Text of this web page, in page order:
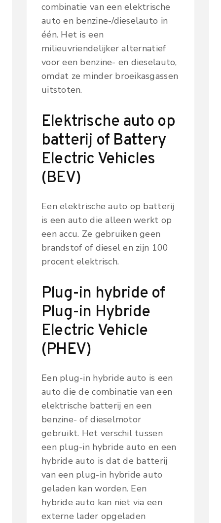
combinatie van een elektrische
auto en benzine-/dieselauto in
één. Het is een
milieuvriendelijker alternatief
voor een benzine- en dieselauto,
omdat ze minder broeikasgassen
uitstoten.
Elektrische auto op
batterij of Battery
Electric Vehicles
(BEV)
Een elektrische auto op batterij
is een auto die alleen werkt op
een accu. Ze gebruiken geen
brandstof of diesel en zijn 100
procent elektrisch.
Plug-in hybride of
Plug-in Hybride
Electric Vehicle
(PHEV)
Een plug-in hybride auto is een
auto die de combinatie van een
elektrische batterij en een
benzine- of dieselmotor
gebruikt. Het verschil tussen
een plug-in hybride auto en een
hybride auto is dat de batterij
van een plug-in hybride auto
geladen kan worden. Een
hybride auto kan niet via een
externe lader opgeladen